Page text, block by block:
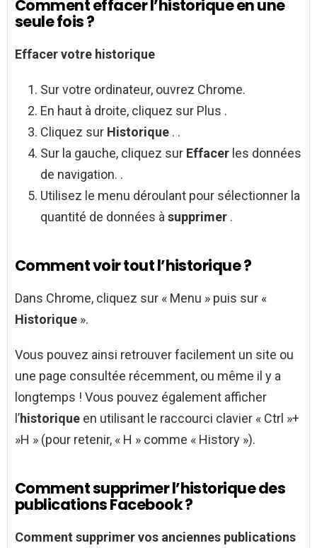
Comment effacer l’historique en une
seule fois ?
Effacervotre historique
Sur votre ordinateur, ouvrez Chrome.
En haut à droite, cliquez sur Plus .
Cliquez sur Historique . .
Sur la gauche, cliquez sur Effacer les données
de navigation. .
Utilisez le menu déroulant pour sélectionner la
quantité de données à supprimer .
Comment voir tout l’historique ?
Dans Chrome, cliquez sur « Menu » puis sur «
Historique ».
Vous pouvez ainsi retrouver facilement un site ou
une page consultée récemment, ou même il y a
longtemps ! Vous pouvez également afficher
l’historique en utilisant le raccourci clavier « Ctrl »+
»H » (pour retenir, « H » comme « History »).
Comment supprimer l’historique des
publications Facebook ?
Comment supprimervos anciennes publications